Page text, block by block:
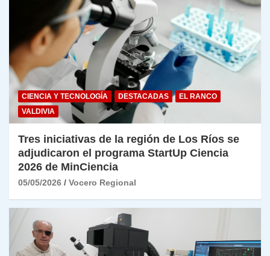
CIENCIA Y TECNOLOGÍA DESTACADAS
EL RANCO
VALDIVIA
Tres iniciativas de la región de Los Ríos se
adjudicaron el programa StartUp Ciencia
2026 de MinCiencia
05/05/2026 Vocero Regional